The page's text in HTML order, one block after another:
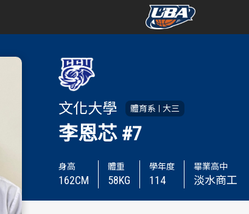
賽程表
球隊資訊
賽程表
球隊資訊
文化大學 體育系 大三
李恩芯 #7
身高
162CM
體重
58KG
學年度
114
畢業高中
淡水商工